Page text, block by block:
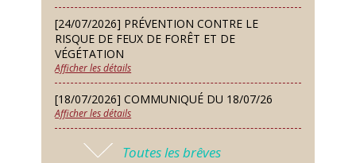
Samedi 26 Sep
Concours de palets
Vendredi 09 Oct
Soirée des nouveaux habitants
Lundi 12 Oct
Conseil municipal du 12 octobre
2026
[24/07/2026] PRÉVENTION CONTRE LE
RISQUE DE FEUX DE FORÊT ET DE
VÉGÉTATION
Afficher les détails
[18/07/2026] COMMUNIQUÉ DU 18/07/26
Afficher les détails
[17/07/2026] 2026 – ARRÊTÉ DE SÉCHERESSE
Toutes les brêves